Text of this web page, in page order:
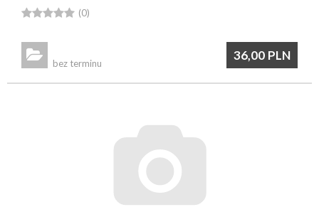
 (0)
36,00 PLN

bez terminu